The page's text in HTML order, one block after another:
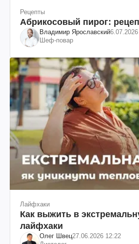
Рецепты
Абрикосовый пирог:
Владимир Ярославский
Шеф-повар
Лайфхаки
Как выжить в
лайфхаки
Олег Швец27.06.2026 12:22